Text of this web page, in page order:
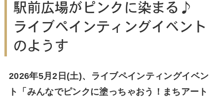
駅前広場がピンクに染まる♪
ライブペインティングイベント
のようす
2026年5月2日(土)、ライブペインティングイベン
ト「みんなでピンクに塗っちゃおう！まちアート